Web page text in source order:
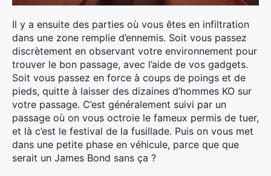
Il y a ensuite des parties où vous êtes en infiltration
dans une zone remplie d’ennemis. Soit vous passez
discrètement en observant votre environnement pour
trouver le bon passage, avec l’aide de vos gadgets.
Soit vous passez en force à coups de poings et de
pieds, quitte à laisser des dizaines d’hommes KO sur
votre passage. C’est généralement suivi par un
passage où on vous octroie le fameux permis de tuer,
et là c’est le festival de la fusillade. Puis on vous met
dans une petite phase en véhicule, parce que que
serait un James Bond sans ça ?